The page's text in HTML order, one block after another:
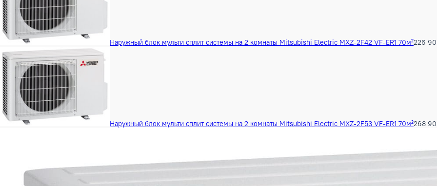
Наружный блок мульти сплит системы на 2 комнаты Mitsubishi Electric MXZ-2F42 VF-